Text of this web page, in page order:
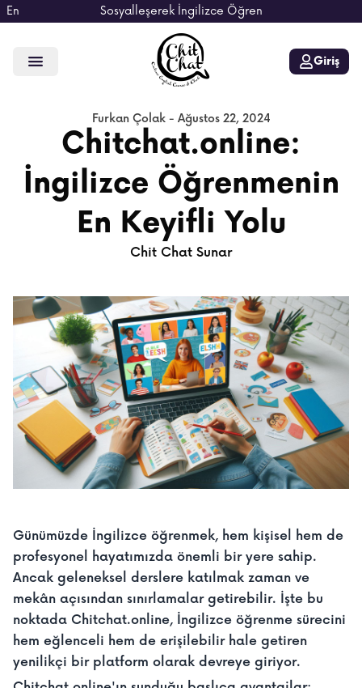
En Sosyalleşerek İngilizce Öğren
Giriş
Furkan Çolak- Ağustos 22, 2024
Chitchat.online:
İngilizce Öğrenmenin
En Keyifli Yolu
Chit Chat Sunar
Günümüzde İngilizce öğrenmek, hem kişisel hem de
profesyonel hayatımızda önemli bir yere sahip.
Ancak geleneksel derslere katılmak zaman ve
mekân açısından sınırlamalar getirebilir. İşte bu
noktada Chitchat.online, İngilizce öğrenme sürecini
hem eğlenceli hem de erişilebilir hale getiren
yenilikçi bir platform olarak devreye giriyor.